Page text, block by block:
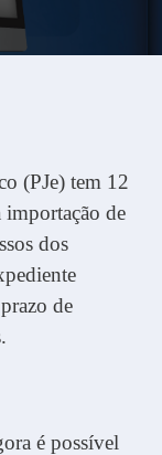
(PJe) tem 12
importação de
dos
de
é possível